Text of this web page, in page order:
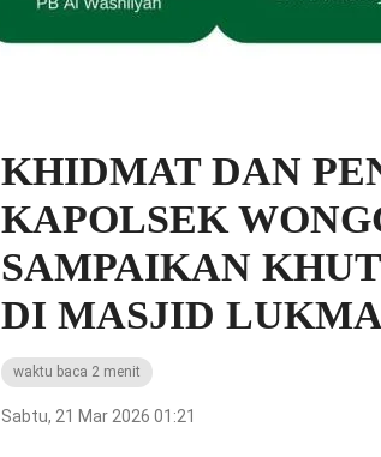
KHIDMAT DAN
KAPOLSEK
SAMPAIKAN
DI MASJID
waktu baca 2 menit
Sabtu, 21 Mar 2026 01:21